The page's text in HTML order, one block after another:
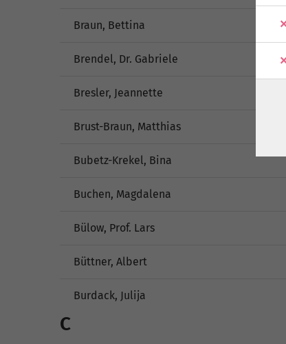
Braun, Bettina
Brendel, Dr. Gabriele
Bresler, Jeannette
Brust-Braun, Matthias
Bubetz-Krekel, Bina
Buchen, Magdalena
Bülow, Prof. Lars
Büttner, Albert
Burdack, Julija
C